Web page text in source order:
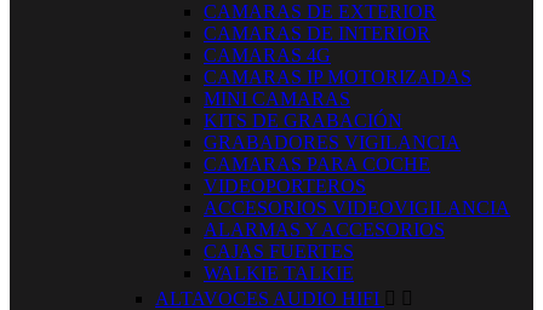
CAMARAS DE EXTERIOR
CAMARAS DE INTERIOR
CAMARAS 4G
CAMARAS IP MOTORIZADAS
MINI CAMARAS
KITS DE GRABACIÓN
GRABADORES VIGILANCIA
CAMARAS PARA COCHE
VIDEOPORTEROS
ACCESORIOS VIDEOVIGILANCIA
ALARMAS Y ACCESORIOS
CAJAS FUERTES
WALKIE TALKIE
ALTAVOCES AUDIO HIFI  